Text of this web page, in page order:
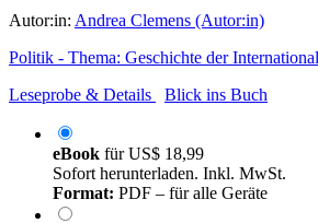
Autor:in: Andrea Clemens (Autor:in)
Politik - Thema: Geschichte der
Leseprobe & Details
Blick ins Buch
eBook fürUS$ 18,99
Sofort herunterladen. Inkl. MwSt.
Format: PDF – für alle Geräte